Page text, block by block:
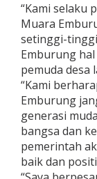
“Kami selaku
Muara
setinggi-
Emburung
pemuda desa
“Kami
Emburung
generasi
bangsa dan
pemerintah
baik dan